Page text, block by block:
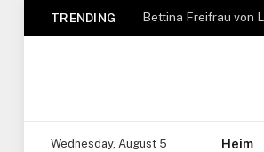
TRENDING
Wednesday, August 5 Heim